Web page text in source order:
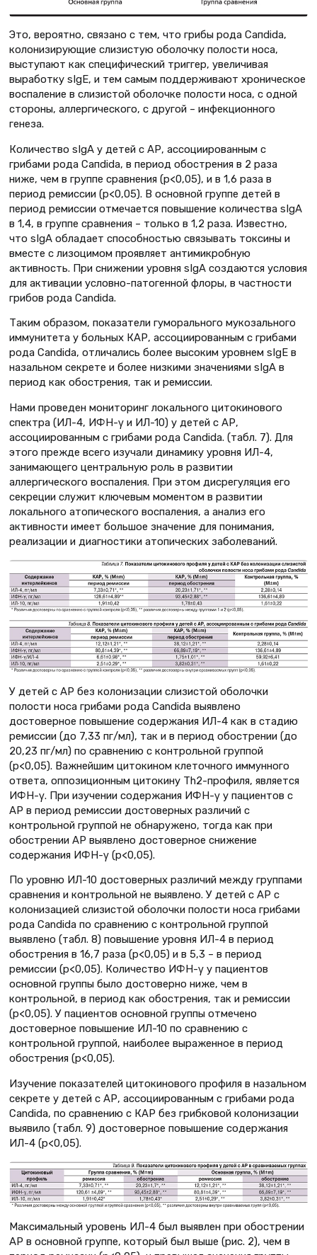
Это, вероятно, связано с тем, что грибы рода Caпdida,
колонизирующие слизистую оболочку полости носа,
выступают как специфический триггер, увеличивая
выработку sIgE, и тем самым поддерживают хроническое
воспаление в слизистой оболочке полости носа, с одной
стороны, аллергического, с другой – инфекционного
генеза.
Количество sIgA у детей с АР, ассоциированным с
грибами рода Caпdida, в период обострения в 2 раза
ниже, чем в группе сравнения (р<0,05), и в 1,6 раза в
период ремиссии (р<0,05). В основной группе детей в
период ремиссии отмечается повышение количества sIgA
в 1,4, в группе сравнения – только в 1,2 раза. Известно,
что sIgA обладает способностью связывать токсины и
вместе с лизоцимом проявляет антимикробную
активность. При снижении уровня sIgA создаются условия
для активации условно-патогенной флоры, в частности
грибов рода Сandida.
Таким образом, показатели гуморального мукозального
иммунитета у больных КАР, ассоциированным с грибами
рода Сandida, отличались более высоким уровнем sIgЕ в
назальном секрете и более низкими значениями sIgA в
период как обострения, так и ремиссии.
Нами проведен мониторинг локального цитокинового
спектра (ИЛ-4, ИФН-γ и ИЛ-10) у детей с АР,
ассоциированным с грибами рода Сandida. (табл. 7). Для
этого прежде всего изучали динамику уровня ИЛ-4,
занимающего центральную роль в развитии
аллергического воспаления. При этом дисрегуляция его
секреции служит ключевым моментом в развитии
локального атопического воспаления, а анализ его
активности имеет большое значение для понимания,
реализации и диагностики атопических заболеваний.
У детей с АР без колонизации слизистой оболочки
полости носа грибами рода Сandida выявлено
достоверное повышение содержания ИЛ-4 как в стадию
ремиссии (до 7,33 пг/мл), так и в период обострении (до
20,23 пг/мл) по сравнению с контрольной группой
(p<0,05). Важнейшим цитокином клеточного иммунного
ответа, оппозиционным цитокину Тh2-профиля, является
ИФН-γ. При изучении содержания ИФН-γ у пациентов с
АР в период ремиссии достоверных различий с
контрольной группой не обнаружено, тогда как при
обострении АР выявлено достоверное снижение
содержания ИФН-γ (p<0,05).
По уровню ИЛ-10 достоверных различий между группами
сравнения и контрольной не выявлено. У детей с АР с
колонизацией слизистой оболочки полости носа грибами
рода Сandida по сравнению с контрольной группой
выявлено (табл. 8) повышение уровня ИЛ-4 в период
обострения в 16,7 раза (р<0,05) и в 5,3 – в период
ремиссии (р<0,05). Количество ИФН-γ у пациентов
основной группы было достоверно ниже, чем в
контрольной, в период как обострения, так и ремиссии
(р<0,05). У пациентов основной группы отмечено
достоверное повышение ИЛ-10 по сравнению с
контрольной группой, наиболее выраженное в период
обострения (р<0,05).
Изучение показателей цитокинового профиля в назальном
секрете у детей с АР, ассоциированным с грибами рода
Candidа, по сравнению с КАР без грибковой колонизации
выявило (табл. 9) достоверное повышение содержания
ИЛ-4 (p<0,05).
Максимальный уровень ИЛ-4 был выявлен при обострении
АР в основной группе, который был выше (рис. 2), чем в